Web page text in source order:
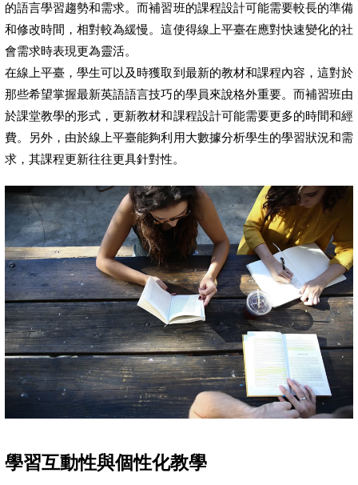
的語言學習趨勢和需求。而補習班的課程設計可能需要較長的準備
和修改時間，相對較為緩慢。這使得線上平臺在應對快速變化的社
會需求時表現更為靈活。
在線上平臺，學生可以及時獲取到最新的教材和課程內容，這對於
那些希望掌握最新英語語言技巧的學員來說格外重要。而補習班由
於課堂教學的形式，更新教材和課程設計可能需要更多的時間和經
費。另外，由於線上平臺能夠利用大數據分析學生的學習狀況和需
求，其課程更新往往更具針對性。
學習互動性與個性化教學